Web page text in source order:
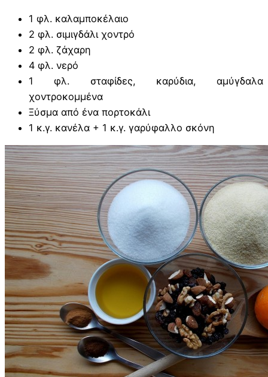
1 φλ. καλαμποκέλαιο
2 φλ. σιμιγδάλι χοντρό
2 φλ. ζάχαρη
4 φλ. νερό
1 φλ. σταφίδες, καρύδια, αμύγδαλα
χοντροκομμένα
Ξύσμα από ένα πορτοκάλι
1 κ.γ. κανέλα + 1 κ.γ. γαρύφαλλο σκόνη